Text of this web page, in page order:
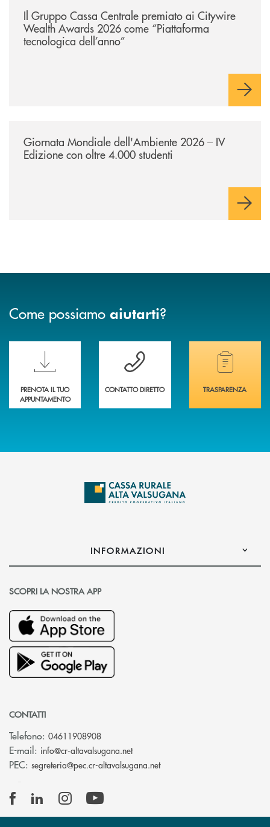
Il Gruppo Cassa Centrale premiato ai Citywire
Wealth Awards 2026 come “Piattaforma
tecnologica dell’anno”
Giornata Mondiale dell'Ambiente 2026 – IV
Edizione con oltre 4.000 studenti
Come possiamo aiutarti?
Scopri le funzionalità della nuova PRENOTA BANCA
PRENOTA IL TUO
APPUNTAMENTO
Hai bisogno di assistenza immediata?
CONTATTO DIRETTO
Hai bisogno di
TRASPARENZA
INFORMAZIONI
SCOPRI LA NOSTRA APP
CONTATTI
Telefono: 04611908908
E-mail: info@cr-altavalsugana.net(si apre l’app di posta
PEC: segreteria@pec.cr-altavalsugana.net(si apre l’app di posta